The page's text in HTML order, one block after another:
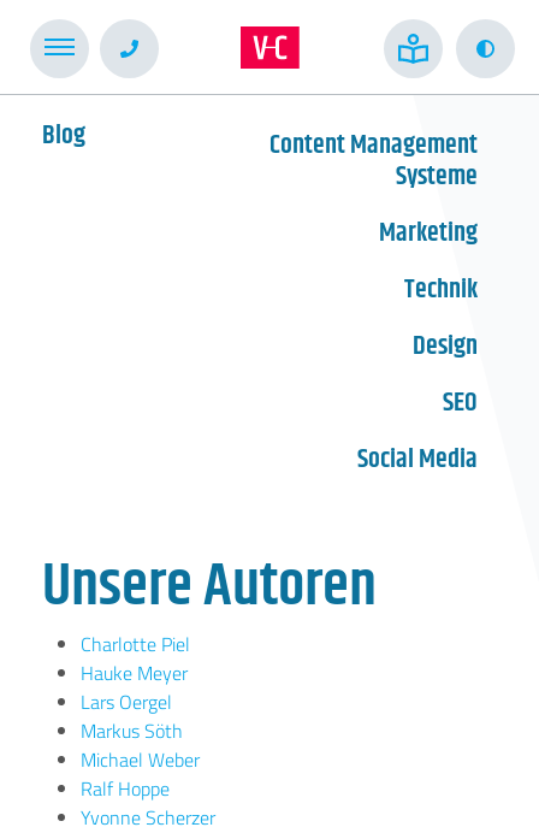
Blog Content Management
Systeme
Marketing
Technik
Design
SEO
Social Media
Unsere Autoren
Charlotte Piel
Hauke Meyer
Lars Oergel
Markus Söth
Michael Weber
Ralf Hoppe
Yvonne Scherzer